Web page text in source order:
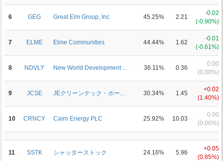
6 GEG Great Elm Group, Inc 45.25% 2.21
-0.02
(-0.90%)
7 ELME Elme Communities 44.44% 1.62
-0.01
(-0.61%)
8 NDVLY New World Development ... 36.11% 0.36
0.00
(0.00%)
9 JCSE JEクリーンテック・ホー... 30.34% 1.45
+0.02
(1.40%)
10 CRNCY Cairn Energy PLC 25.92% 10.03
0.00
(0.00%)
11 SSTK シャッターストック 24.16% 5.96
+0.05
(0.85%)